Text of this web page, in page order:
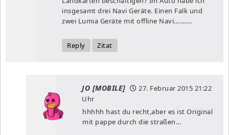
insgesamt drei Navi Geräte. Einen Falk und
zwei Lumia Geräte mit offline Navi……….
Reply Zitat
JO [MOBILE] 27. Februar 2015 21:22
Uhr
hhhhh hast du recht,aber es ist Original
mit pappe durch die straßen…